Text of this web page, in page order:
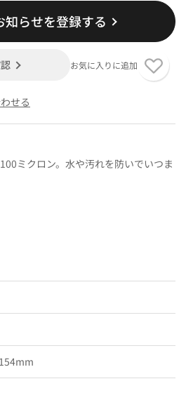
知らせを登録する
お気に入りに追加
せる
ミクロン。水や汚れを防いでいつま